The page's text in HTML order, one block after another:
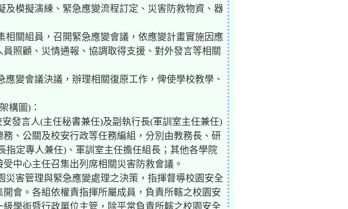
及模擬演練、緊急應變流程訂定、災害防救物資、器
相關組員，召開緊急應變會議，依應變計畫實施因應
照顧、災情通報、協調取得支援、對外發言等相關
變會議決議，辦理相關復原工作，俾使學校教學、
構圖)：
發言人(主任秘書兼任)及副執行長(軍訓室主任兼任)
、公關及校安行政等任務編組，分別由教務長、研
指定專人兼任)、軍訓室主任擔任組長；其他各學院
中心主任召集出列席相關災害防救會議。
害管理與緊急應變處理之決策，指揮督導校園安全
會。各組依權責指揮所屬成員，負責所轄之校園安
學術暨行政單位主管，除平常負責所轄之校園安全